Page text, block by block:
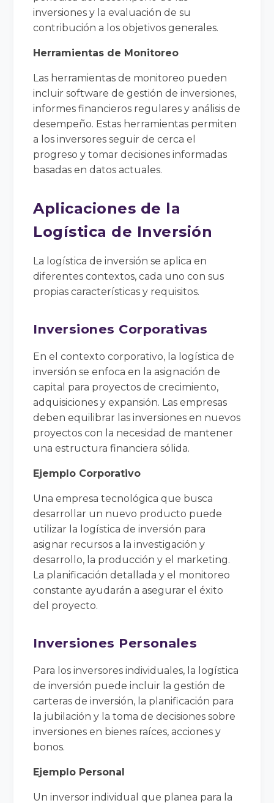
inversiones y la evaluación de su
contribución a los objetivos generales.
Herramientas de Monitoreo
Las herramientas de monitoreo pueden
incluir software de gestión de inversiones,
informes financieros regulares y análisis de
desempeño. Estas herramientas permiten
a los inversores seguir de cerca el
progreso y tomar decisiones informadas
basadas en datos actuales.
Aplicaciones de la
Logística de Inversión
La logística de inversión se aplica en
diferentes contextos, cada uno con sus
propias características y requisitos.
Inversiones Corporativas
En el contexto corporativo, la logística de
inversión se enfoca en la asignación de
capital para proyectos de crecimiento,
adquisiciones y expansión. Las empresas
deben equilibrar las inversiones en nuevos
proyectos con la necesidad de mantener
una estructura financiera sólida.
Ejemplo Corporativo
Una empresa tecnológica que busca
desarrollar un nuevo producto puede
utilizar la logística de inversión para
asignar recursos a la investigación y
desarrollo, la producción y el marketing.
La planificación detallada y el monitoreo
constante ayudarán a asegurar el éxito
del proyecto.
Inversiones Personales
Para los inversores individuales, la logística
de inversión puede incluir la gestión de
carteras de inversión, la planificación para
la jubilación y la toma de decisiones sobre
inversiones en bienes raíces, acciones y
bonos.
Ejemplo Personal
Un inversor individual que planea para la